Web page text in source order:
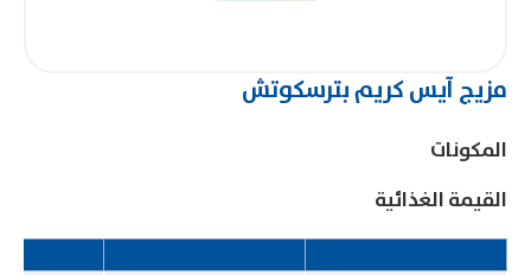
مزيج آيس كريم بترسكوتش
المكونات
القيمة الغذائية